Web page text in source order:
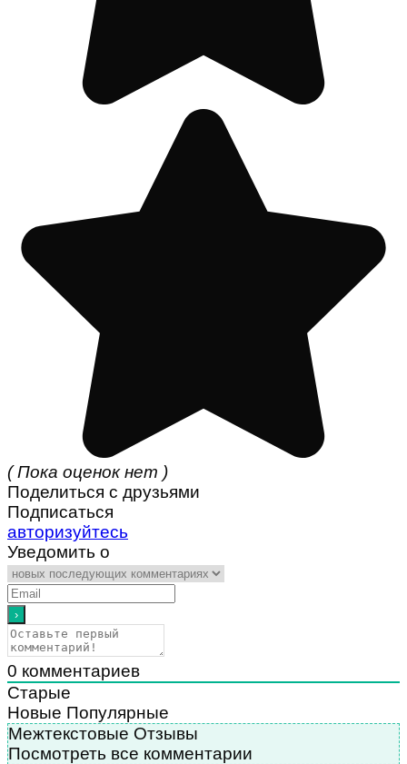
( Пока оценок нет )
Поделиться с друзьями
Подписаться
авторизуйтесь
Уведомить о
0 комментариев
Старые
Новые Популярные
Межтекстовые Отзывы
Посмотреть все комментарии